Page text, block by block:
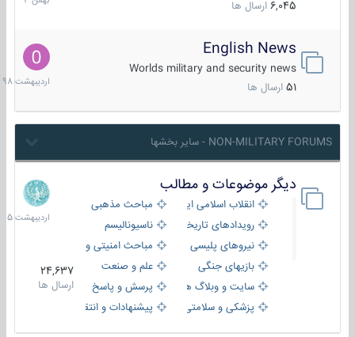
6,045 ارسال ها
English News
Worlds military and security news
51 ارسال ها
10
1398
NON-MILITARY FORUMS - سایر بخشها
دیگر موضوعات و مطالب
انقلاب اسلامی ایران
مباحث مذهبی
رویدادهای تاریخی و مذهبیناسیونالیسم
نیروهای پلیسی
مباحث امنیتی و اطلاعاتی
بازیهای جنگی
علم و صنعت
سایت و وبلاگ ها
پرسش و پاسخ
پزشکی و سلامتی
پیشنهادات و انتقادات
24,637
ارسال ها
8
1405